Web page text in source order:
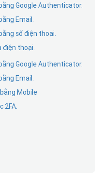
Google Authenticator.
Email.
số điện thoại.
điện thoại.
Google Authenticator.
Email.
Mobile
2FA.